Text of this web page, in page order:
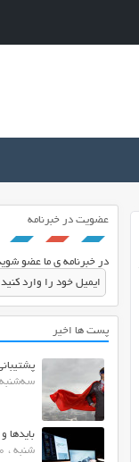
عضویت در خبرنامه
در خبرنامه ی ما عضو
پست ها اخیر
سه‌شنبه ، 13
بایدها
شنبه ، 10 آگوست